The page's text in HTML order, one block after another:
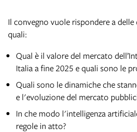
Il convegno vuole rispondere a
quali:
Qual è il valore del mercato
Italia a fine 2025 e quali sono le
Quali sono le dinamiche che
e l'evoluzione del mercato
In che modo l'intelligenza
regole in atto?